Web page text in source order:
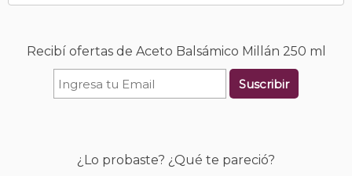
Recibí ofertas de Aceto Balsámico Millán 250 ml
Suscribir
¿Lo probaste? ¿Qué te pareció?